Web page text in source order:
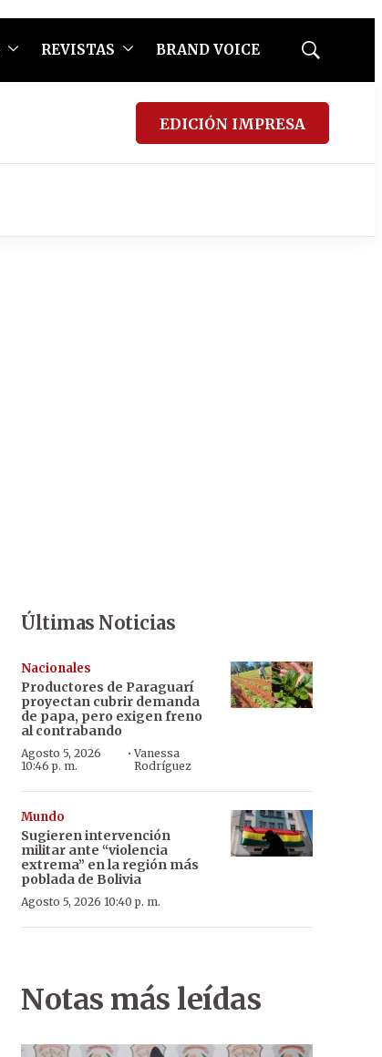
REVISTAS BRAND VOICE
Mostrar
EDICIÓN IMPRESA
Últimas Noticias
Nacionales
Productores de Paraguarí
proyectan cubrir demanda
de papa, pero exigen freno
al contrabando
Agosto 5, 2026
10:46 p. m.
·Vanessa
Rodríguez
Mundo
Sugieren intervención
militar ante “violencia
extrema” en la región más
poblada de Bolivia
Agosto 5, 2026 10:40 p. m.
Notas más leídas